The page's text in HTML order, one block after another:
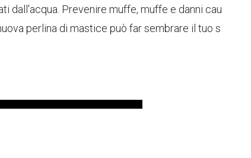
dall'acqua. Prevenire muffe, muffe e danni cau
perlina di mastice può far sembrare il tuo s